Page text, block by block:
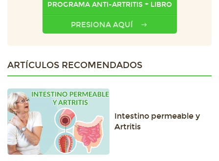
PROGRAMA ANTI-ARTRITIS + LIBRO
PRESIONA AQUÍ
ARTÍCULOS RECOMENDADOS
Intestino permeable y
Artritis